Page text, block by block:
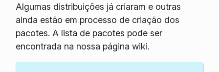
Algumas distribuições já criaram e outras
ainda estão em processo de criação dos
pacotes. A lista de pacotes pode ser
encontrada na nossa página wiki.